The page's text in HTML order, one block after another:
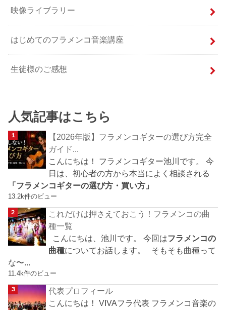
映像ライブラリー
はじめてのフラメンコ音楽講座
生徒様のご感想
人気記事はこちら
【2026年版】フラメンコギターの選び方完全
ガイド...
こんにちは！ フラメンコギター池川です。 今
日は、初心者の方から本当によく相談される
「フラメンコギターの選び方・買い方」
13.2k件のビュー
これだけは押さえておこう！フラメンコの曲
種一覧
こんにちは、池川です。 今回はフラメンコの
曲種についてお話します。 そもそも曲種って
な〜...
11.4k件のビュー
代表プロフィール
こんにちは！ VIVAフラ代表 フラメンコ音楽の